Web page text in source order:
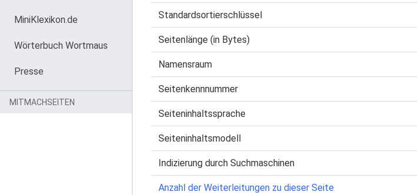
Standardsortierschlüssel
Seitenlänge (in Bytes)
Namensraum
Seitenkennnummer
Seiteninhaltssprache
Seiteninhaltsmodell
Indizierung durch Suchmaschinen
Anzahl der Weiterleitungen zu dieser Seite
MiniKlexikon.de
Wörterbuch Wortmaus
Presse
MITMACHSEITEN